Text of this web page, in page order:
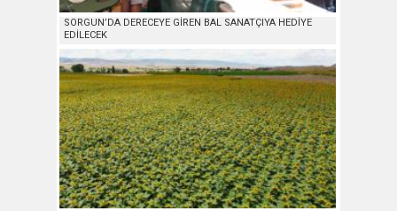
SORGUN’DA DERECEYE GİREN BAL SANATÇIYA HEDİYE
EDİLECEK